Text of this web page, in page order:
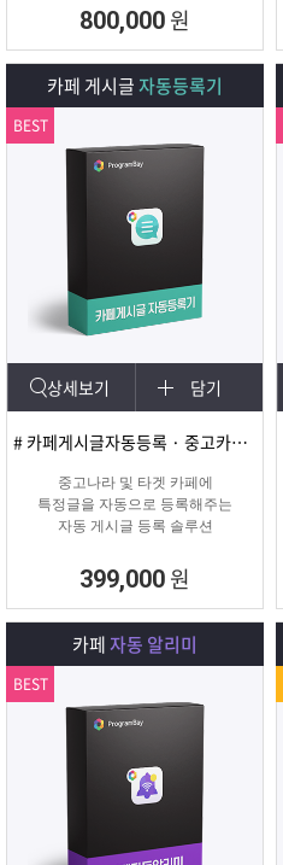
회원 수, 제목개수 , 내용개수, 댓글개
수, 가입조건,
글쓰기조건 별로 추출하여 얼마나 활
성화가 되어
있는지를 체크하여 효과가 있을만한
확인하여 효과적인 바이럴 마케팅을
진행할 수 있도록
800,000 원
카페 게시글자동등록기
상세보기 담기
# 카페게시글자동등록 · 중고카페글쓰기
중고나라 및 타겟 카페에
특정글을 자동으로 등록해주는
자동 게시글 등록 솔루션
399,000 원
BEST
카페자동 알리미
BEST